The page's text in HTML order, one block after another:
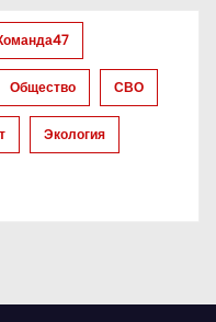
Общество СВО
Экология